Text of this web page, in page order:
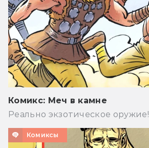
Комикс: Меч в камне
Реально экзотическое оружие!
Комиксы